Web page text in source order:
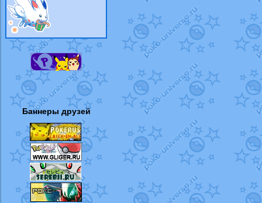
Баннеры друзей